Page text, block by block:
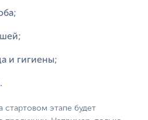
и гигиены;
этапе будет